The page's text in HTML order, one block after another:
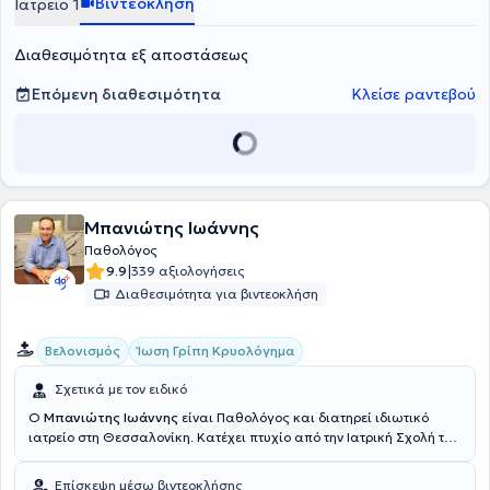
Ιατρείο 1
Διαθεσιμότητα εξ αποστάσεως
Επόμενη διαθεσιμότητα
Κλείσε ραντεβού
Μπανιώτης Ιωάννης
Παθολόγος
9.9|339 αξιολογήσεις
Διαθεσιμότητα για βιντεοκλήση
Βελονισμός Ίωση Γρίπη Κρυολόγημα
Σχετικά με τον ειδικό
Ο Μπανιώτης Ιωάννης είναι Παθολόγος και διατηρεί ιδιωτικό
ιατρείο στη Θεσσαλονίκη. Κατέχει πτυχίο από την Ιατρική Σχολή του
Παθολογία στο Γενικό Νοσοκομείο Γιαννιτσών και στο Γενικό
Επίσκεψη μέσω βιντεοκλήσης